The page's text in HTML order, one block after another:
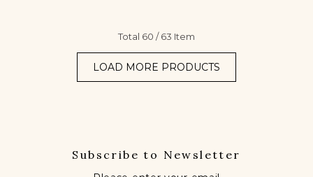
Total 60 /63 Item
LOAD MORE PRODUCTS
Subscribe to Newsletter